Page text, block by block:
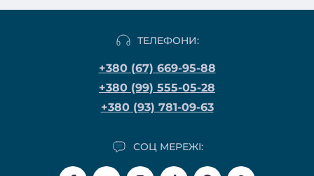
ТЕЛЕФОНИ:
+380 (67) 669-95-88
+380 (99) 555-05-28
+380 (93) 781-09-63
СОЦ МЕРЕЖІ: